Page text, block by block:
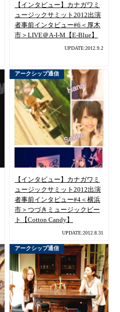
【インタビュー】カナガワミ
ュージックサミット2012出演
者事前インタビュー#6＜厚木
市＞LIVE＠A-I-M【E-Blue】
UPDATE:2012.9.2
アークシップ通信
【インタビュー】カナガワミ
ュージックサミット2012出演
者事前インタビュー#4＜横浜
市＞つづきミュージックビー
ト【Cotton Candy】
UPDATE:2012.8.31
アークシップ通信